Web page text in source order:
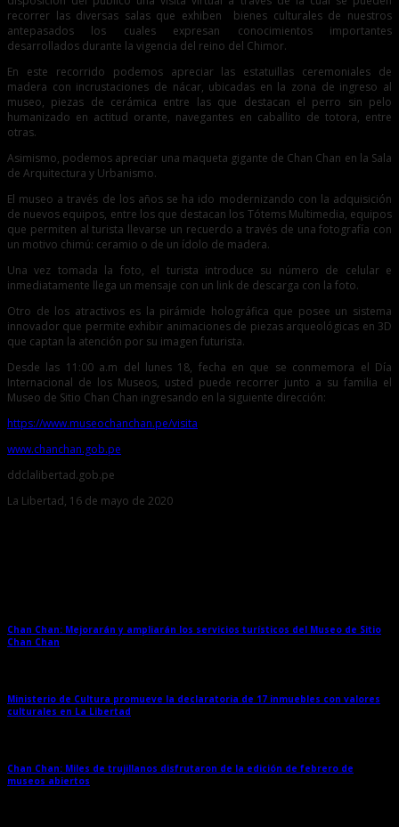
recorrer las diversas salas que exhiben bienes culturales de nuestros
antepasados los cuales expresan conocimientos importantes
desarrollados durante la vigencia del reino del Chimor.
En este recorrido podemos apreciar las estatuillas ceremoniales de
madera con incrustaciones de nácar, ubicadas en la zona de ingreso al
museo, piezas de cerámica entre las que destacan el perro sin pelo
humanizado en actitud orante, navegantes en caballito de totora, entre
otras.
Asimismo, podemos apreciar una maqueta gigante de Chan Chan en la Sala
de Arquitectura y Urbanismo.
El museo a través de los años se ha ido modernizando con la adquisición
de nuevos equipos, entre los que destacan los Tótems Multimedia, equipos
que permiten al turista llevarse un recuerdo a través de una fotografía con
un motivo chimú: ceramio o de un ídolo de madera.
Una vez tomada la foto, el turista introduce su número de celular e
inmediatamente llega un mensaje con un link de descarga con la foto.
Otro de los atractivos es la pirámide holográfica que posee un sistema
innovador que permite exhibir animaciones de piezas arqueológicas en 3D
que captan la atención por su imagen futurista.
Desde las 11:00 a.m del lunes 18, fecha en que se conmemora el Día
Internacional de los Museos, usted puede recorrer junto a su familia el
Museo de Sitio Chan Chan ingresando en la siguiente dirección:
https://www.museochanchan.pe/visita
www.chanchan.gob.pe
ddclalibertad.gob.pe
La Libertad, 16 de mayo de 2020
Chan Chan: Mejorarán y ampliarán los servicios turísticos del Museo de Sitio
Chan Chan
Ministerio de Cultura promueve la declaratoria de 17 inmuebles con valores
culturales en La Libertad
Chan Chan: Miles de trujillanos disfrutaron de la edición de febrero de
museos abiertos